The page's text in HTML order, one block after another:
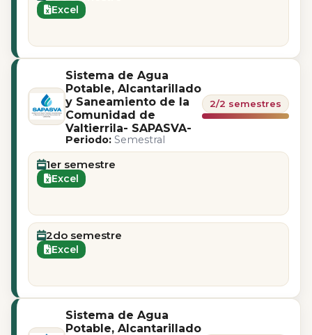
Excel
Sistema de Agua
Potable, Alcantarillado
y Saneamiento de la
Comunidad de
Valtierrila- SAPASVA-
Periodo: Semestral
2/2 semestres
1er semestre
Excel
2do semestre
Excel
Sistema de Agua
Potable, Alcantarillado